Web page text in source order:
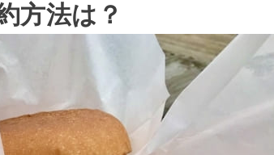
方法は？